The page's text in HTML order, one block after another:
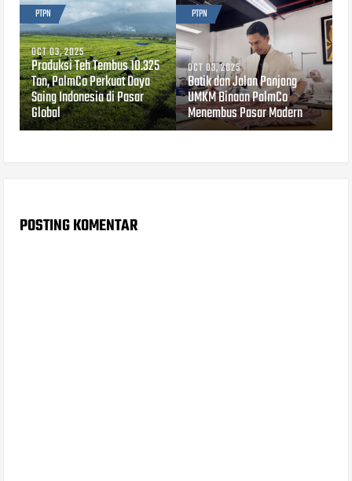
PTPN
OCT 03, 2025
Produksi Teh Tembus 10.325
Ton, PalmCo Perkuat Daya
Saing Indonesia di Pasar
Global
PTPN
OCT 03, 2025
Batik dan Jalan Panjang
UMKM Binaan PalmCo
Menembus Pasar Modern
POSTING KOMENTAR